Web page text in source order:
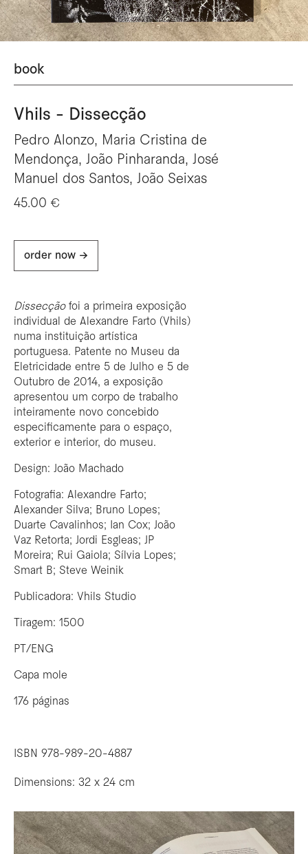
book
Vhils - Dissecção
Pedro Alonzo, Maria Cristina de
Mendonça, João Pinharanda, José
Manuel dos Santos, João Seixas
45.00 €
order now ->
Dissecçãofoi a primeira exposição
individual de Alexandre Farto (Vhils)
numa instituição artística
portuguesa. Patente no Museu da
Eletricidade entre 5 de Julho e 5 de
Outubro de 2014, a exposição
apresentou um corpo de trabalho
inteiramente novo concebido
especificamente para o espaço,
exterior e interior, do museu.
Design: João Machado
Fotografia: Alexandre Farto;
Alexander Silva; Bruno Lopes;
Duarte Cavalinhos; Ian Cox; João
Vaz Retorta; Jordi Esgleas; JP
Moreira; Rui Gaiola; Sílvia Lopes;
Smart B; Steve Weinik
Publicadora: Vhils Studio
Tiragem: 1500
PT/ENG
Capa mole
176 páginas
ISBN 978-989-20-4887
Dimensions: 32 x 24 cm